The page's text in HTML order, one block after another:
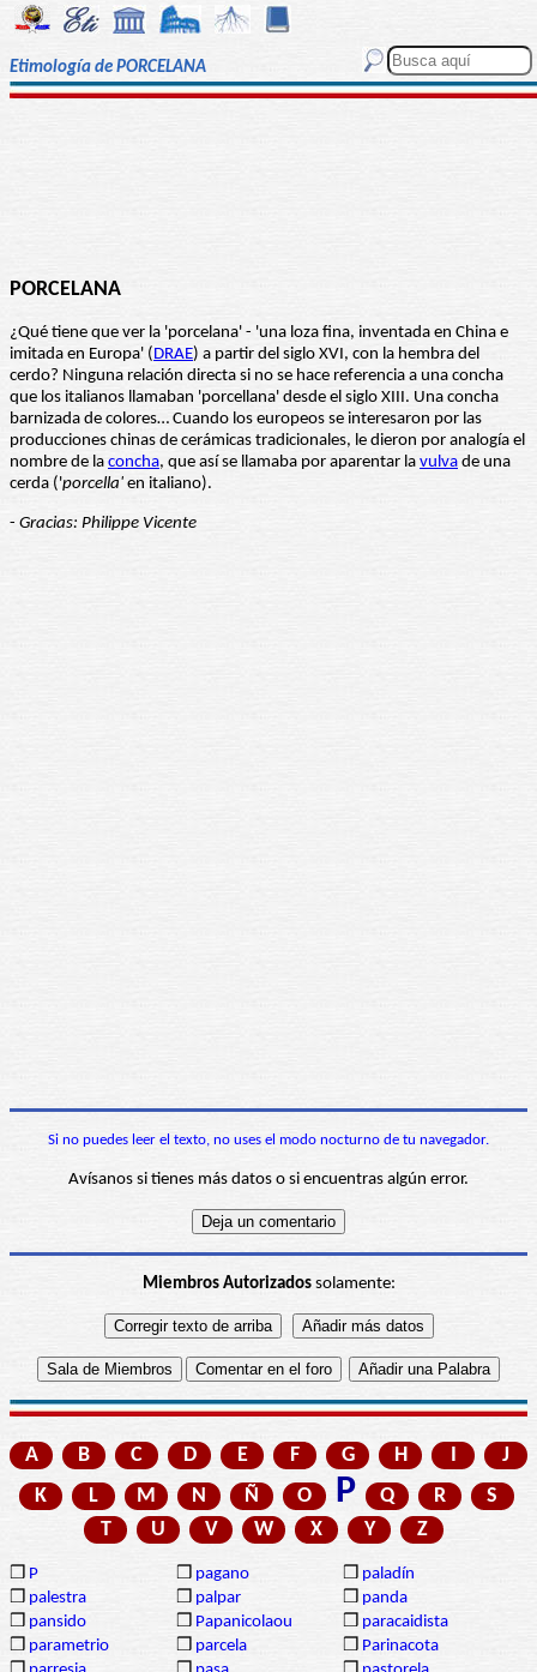
Etimología de PORCELANA
PORCELANA
¿Qué tiene que ver la 'porcelana' - 'una loza fina, inventada en China e
imitada en Europa' (DRAE) a partir del siglo XVI, con la hembra del
cerdo? Ninguna relación directa si no se hace referencia a una concha
que los italianos llamaban 'porcellana' desde el siglo XIII. Una concha
barnizada de colores… Cuando los europeos se interesaron por las
producciones chinas de cerámicas tradicionales, le dieron por analogía el
nombre de la concha, que así se llamaba por aparentar la vulva de una
cerda ('porcella' en italiano).
- Gracias: Philippe Vicente
Si no puedes leer el texto, no uses el modo nocturno de tu navegador.
Avísanos si tienes más datos o si encuentras algún error.
Miembros Autorizadossolamente:
A B C D E F G H I
J
K
L M N Ñ O P Q R
S
T
U V W X Y Z
❒ P ❒ pagano ❒ paladín
❒ palestra ❒ palpar ❒ panda
❒ pansido ❒ Papanicolaou ❒ paracaidista
❒ parametrio ❒ parcela ❒ Parinacota